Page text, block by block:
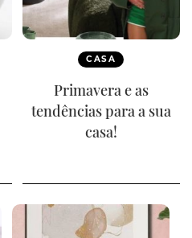
CASA
Primavera e as
tendências para a sua
casa!